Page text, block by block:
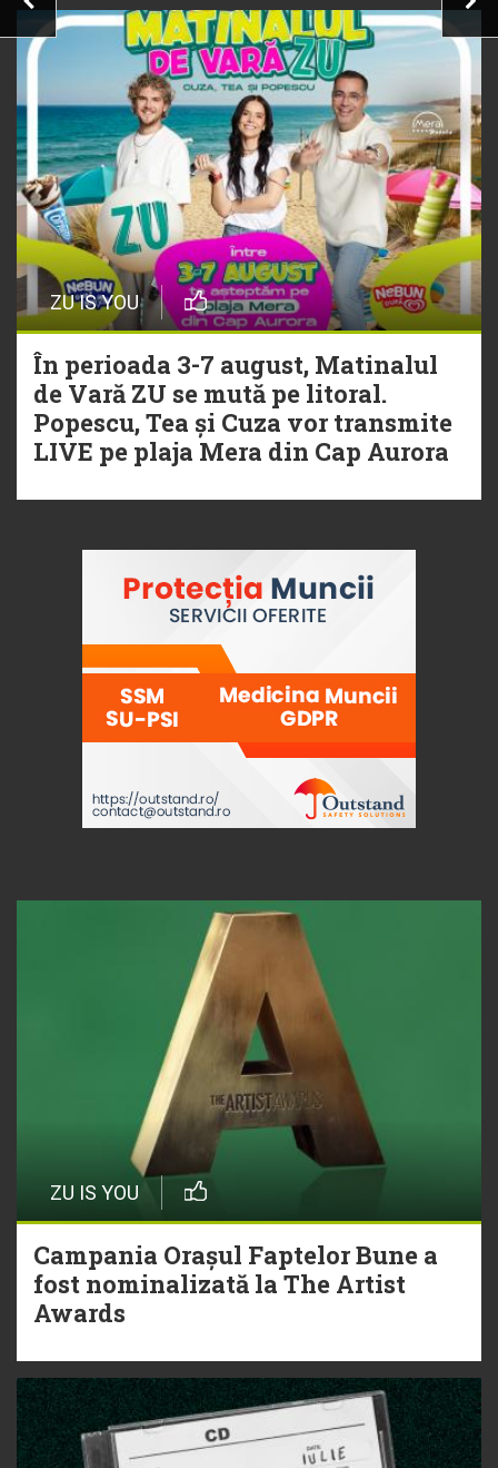
ZU IS YOU
În perioada 3-7 august, Matinalul
de Vară ZU se mută pe litoral.
Popescu, Tea și Cuza vor transmite
LIVE pe plaja Mera din Cap Aurora
ZU IS YOU
Campania Orașul Faptelor Bune a
fost nominalizată la The Artist
Awards